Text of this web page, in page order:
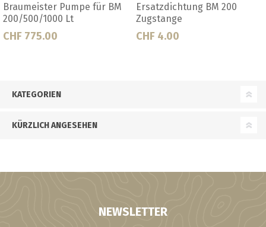
BM
Ersatzdichtung BM 200
Zugstange
CHF 4.00
Ersatzdichtung
Pumpe 200l
CHF 36.00
KATEGORIEN
KÜRZLICH ANGESEHEN
NEWSLETTER